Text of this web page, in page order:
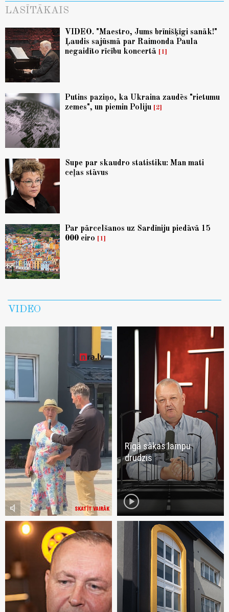
LASĪTĀKAIS
VIDEO. "Maestro, Jums brīnišķīgi sanāk!"
Ļaudis sajūsmā par Raimonda Paula
negaidīto rīcību koncertā
1
Putins paziņo, ka Ukraina zaudēs "rietumu
zemes", un piemin Poliju
2
Supe par skaudro statistiku: Man mati
ceļas stāvus
Par pārcelšanos uz Sardīniju piedāvā 15
000 eiro
1
VIDEO
SKATĪT VAIRĀK
volume_mute
Rīgā sākas lampu
drudzis
play_circle